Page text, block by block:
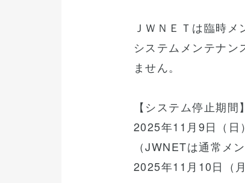
ＪＷＮＥＴは臨時メ
システムメンテナン
ません。
【システム停止期間】
2025年11月9日（日
（JWNETは通常メ
2025年11月10日（